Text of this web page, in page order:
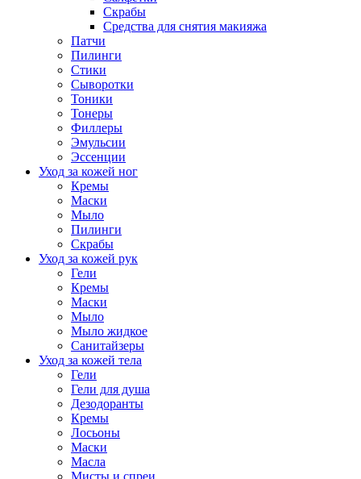
Скрабы
Средства для снятия макияжа
Патчи
Пилинги
Стики
Сыворотки
Тоники
Тонеры
Филлеры
Эмульсии
Эссенции
Уход за кожей ног
Кремы
Маски
Мыло
Пилинги
Скрабы
Уход за кожей рук
Гели
Кремы
Маски
Мыло
Мыло жидкое
Санитайзеры
Уход за кожей тела
Гели
Гели для душа
Дезодоранты
Кремы
Лосьоны
Маски
Масла